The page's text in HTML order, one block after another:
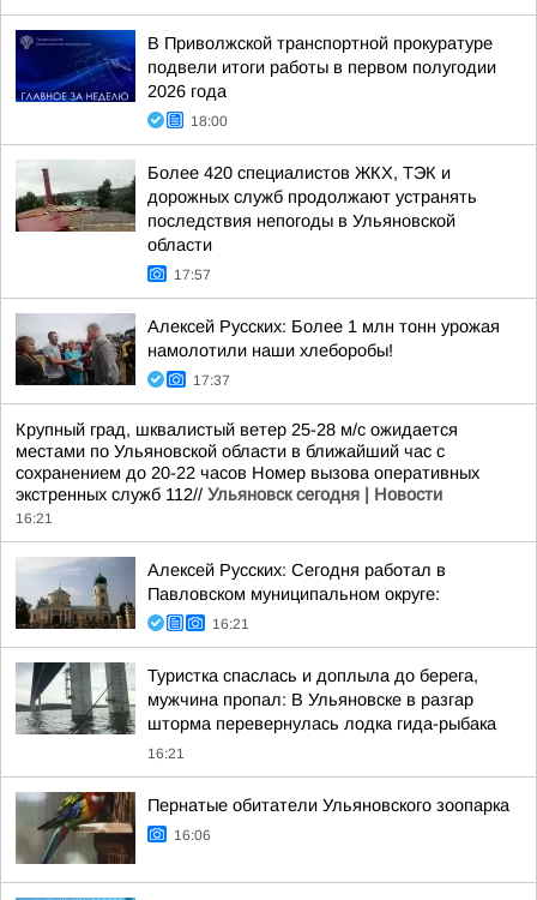
В Приволжской транспортной прокуратуре
подвели итоги работы в первом полугодии
2026 года
18:00
Более 420 специалистов ЖКХ, ТЭК и
дорожных служб продолжают устранять
последствия непогоды в Ульяновской
области
17:57
Алексей Русских: Более 1 млн тонн урожая
намолотили наши хлеборобы!
17:37
Крупный град, шквалистый ветер 25-28 м/с ожидается
местами по Ульяновской области в ближайший час с
сохранением до 20-22 часов Номер вызова оперативных
экстренных служб 112// Ульяновск сегодня | Новости
16:21
Алексей Русских: Сегодня работал в
Павловском муниципальном округе:
16:21
Туристка спаслась и доплыла до берега,
мужчина пропал: В Ульяновске в разгар
шторма перевернулась лодка гида-рыбака
16:21
Пернатые обитатели Ульяновского зоопарка
16:06